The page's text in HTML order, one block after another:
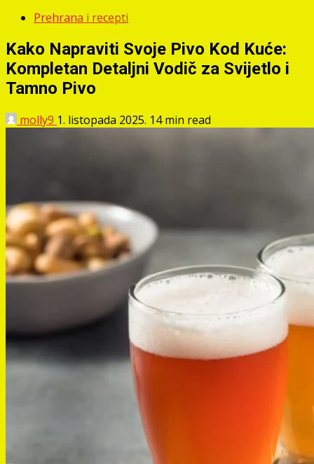
Prehrana i recepti
Kako Napraviti Svoje Pivo Kod Kuće:
Kompletan Detaljni Vodič za Svijetlo i
Tamno Pivo
molly9 1. listopada 2025. 14 min read